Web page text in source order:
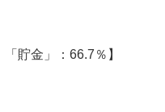
貯金」：66.7％】